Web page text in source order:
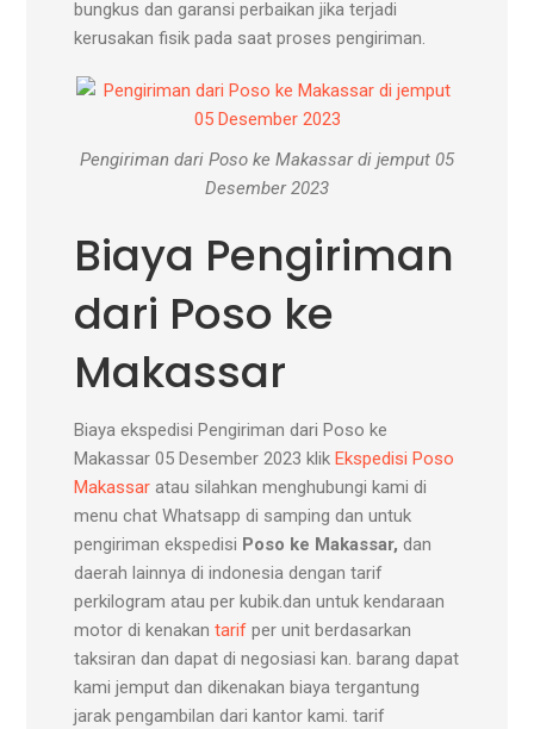
bungkus dan garansi perbaikan jika terjadi
kerusakan fisik pada saat proses pengiriman.
Pengiriman dari Poso ke Makassar di jemput 05
Desember 2023
Biaya Pengiriman
dari Poso ke
Makassar
Biaya ekspedisi Pengiriman dari Poso ke
Makassar 05 Desember 2023 klikEkspedisi Poso
Makassar atau silahkan menghubungi kami di
menu chat Whatsapp di samping dan untuk
pengiriman ekspedisi Poso ke Makassar,dan
daerah lainnya di indonesia dengan tarif
perkilogram atau per kubik.dan untuk kendaraan
motor di kenakantarif per unit berdasarkan
taksiran dan dapat di negosiasi kan. barang dapat
kami jemput dan dikenakan biaya tergantung
jarak pengambilan dari kantor kami. tarif